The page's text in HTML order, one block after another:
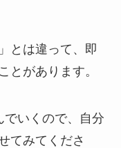
とは違って、即
とがあります。
でいくので、自分
てみてくださ